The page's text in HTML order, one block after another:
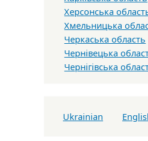
Херсонська
Хмельницька
Черкаська область
Чернівецька
Чернігівська
Ukrainian